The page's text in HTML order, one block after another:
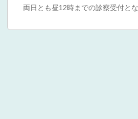
両日とも昼12時までの診察受付と